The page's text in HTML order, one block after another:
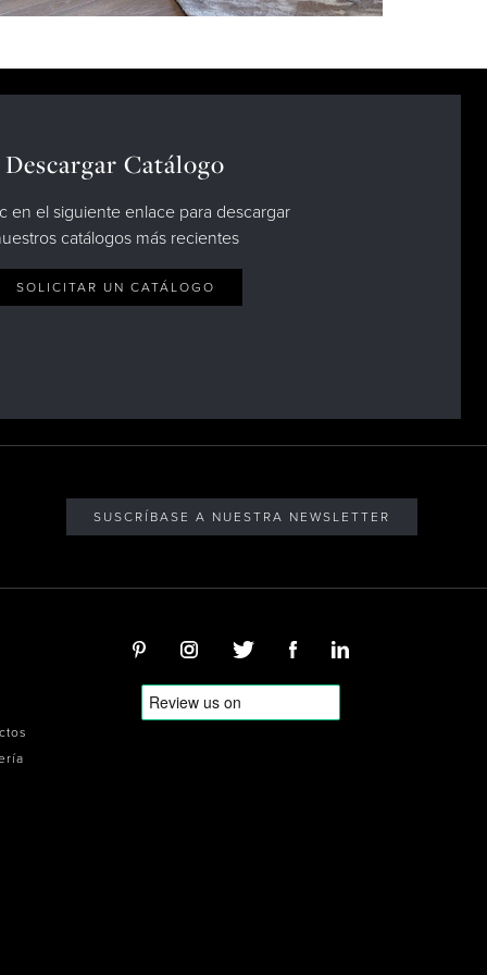
Descargar Catálogo
en el siguiente enlace para descargar
catálogos más recientes
SOLICITAR UN CATÁLOGO
SUSCRÍBASE A NUESTRA NEWSLETTER